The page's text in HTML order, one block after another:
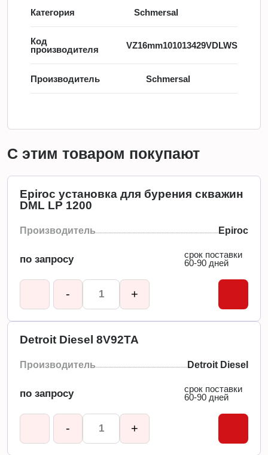
Категория Schmersal
Код
производителя
VZ16mm101013429VDLWS
Производитель Schmersal
С этим товаром покупают
Epiroc установка для бурения скважин
DML LP 1200
Производитель Epiroc
по запросу
срок поставки
60-90 дней
- +
Detroit Diesel 8V92TA
Производитель Detroit Diesel
по запросу
срок поставки
60-90 дней
- +